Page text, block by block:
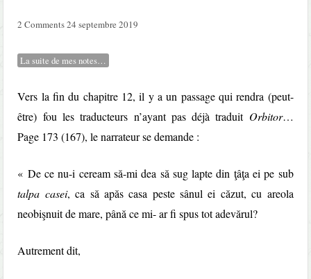
2 Comments24 septembre 2019
La suite de mes notes…
Vers la fin du chapitre 12, il y a un passage qui rendra (peut-
être) fou les traducteurs n’ayant pas déjà traduit Orbitor…
Page 173 (167), le narrateur se demande :
« De ce nu-i ceream să-mi dea să sug lapte din ţâţa ei pe sub
talpa casei, ca să apăs casa peste sânul ei căzut, cu areola
neobişnuit de mare, până ce mi- ar ﬁ spus tot adevărul?
Autrement dit,